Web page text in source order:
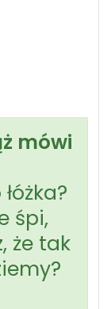
mówi
śpi,
że tak